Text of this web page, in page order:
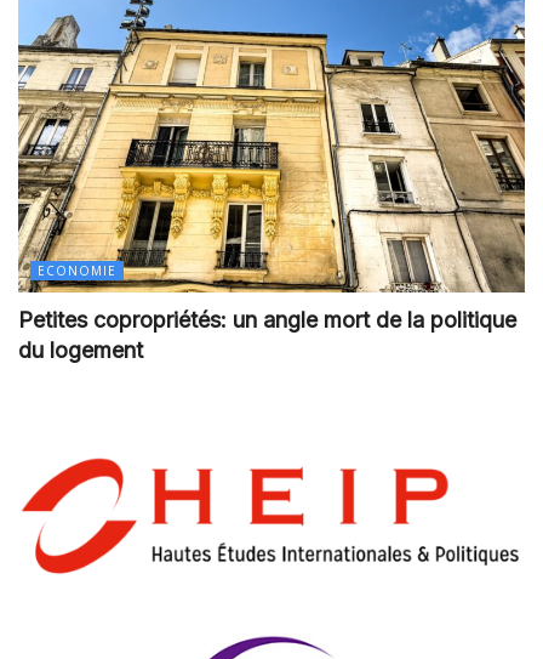
ECONOMIE
Petites copropriétés: un angle mort de la politique
du logement